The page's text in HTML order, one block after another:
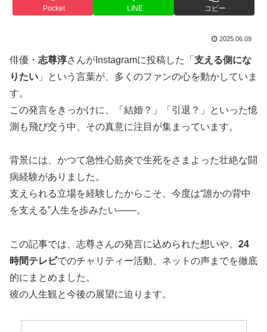
Pocket LINE コピー
2025.06.09
俳優・ 志尊淳さんがInstagramに投稿した「 支える側にな
りたい 」という言葉が、多くのファンの心を動かしていま
す。
この発言をきっかけに、「結婚？」「引退？」といった憶
測も飛び交う中、その真意に注目が集まっています。
背景には、かつて急性心筋炎で生死をさまよった壮絶な闘
病経験がありました。
支えられる立場を経験したからこそ、今度は“誰かの背中
を支える”人生を歩みたい――。
この記事では、志尊さんの発言に込められた想いや、 24
時間テレビでのチャリティー活動、ネットの声までを徹底
的にまとめました。
彼の人生観と今後の展望に迫ります。